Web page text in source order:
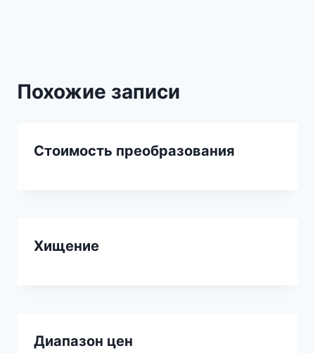
Похожие записи
Стоимость преобразования
Хищение
Диапазон цен